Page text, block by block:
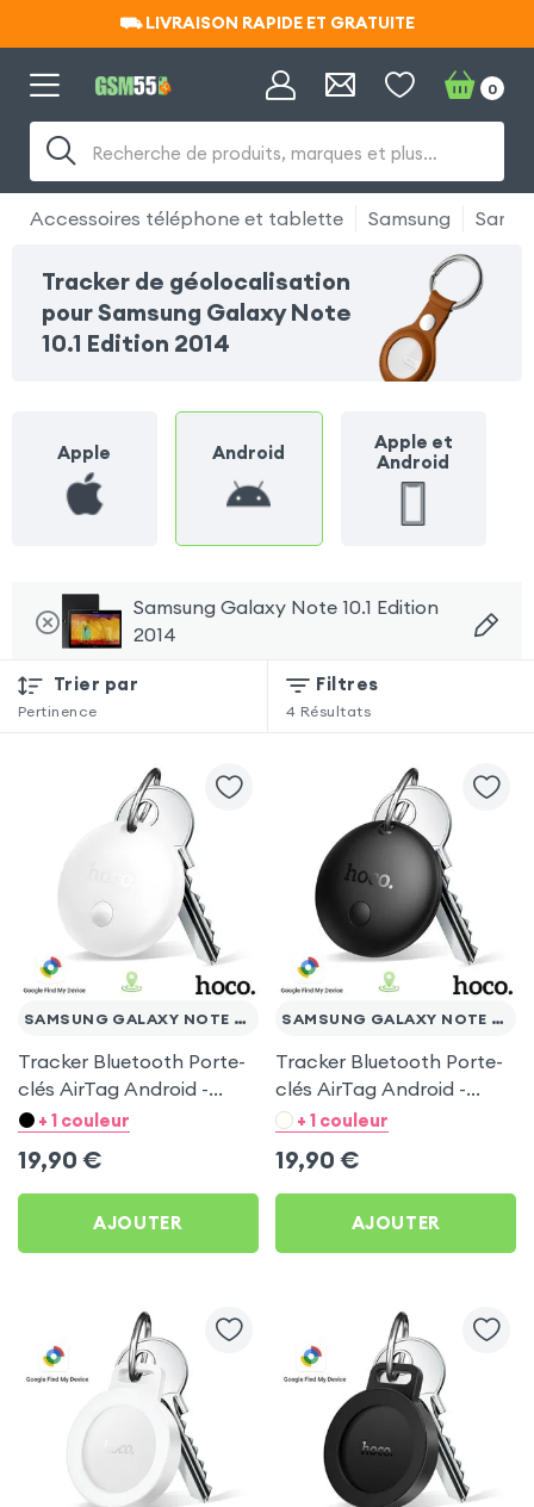
⛟ LIVRAISON RAPIDE ET GRATUITE
⛟ LIVRAISON RAPIDE ET GRATUITE
Recherche de produits, marques et plus…
0
Accessoires téléphone et tablette Samsung
Tracker de géolocalisation
pour Samsung Galaxy Note
10.1 Edition 2014
Apple Android
Apple et
Android
Samsung Galaxy Note 10.1 Edition
2014
Trier par
Pertinence
Filtres
4 Résultats
SAMSUNG GALAXY NOTE 10.1 EDITION 2014
Tracker Bluetooth Porte-
clés AirTag Android -
Hoco Blanc pour
Edition 2014
+ 1 couleur
19,90 €
AJOUTER
SAMSUNG GALAXY NOTE 10.1 EDITION 2014
Tracker Bluetooth Porte-
clés AirTag Android -
Hoco Noir pour Samsung
2014
+ 1 couleur
19,90 €
AJOUTER